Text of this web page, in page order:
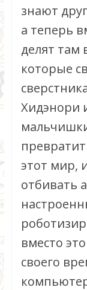
знают
а теперь
делят там
которые
Хидэнори
этот мир,
отбивать
вместо
своего